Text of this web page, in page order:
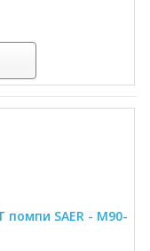
помпи SAER - M90-